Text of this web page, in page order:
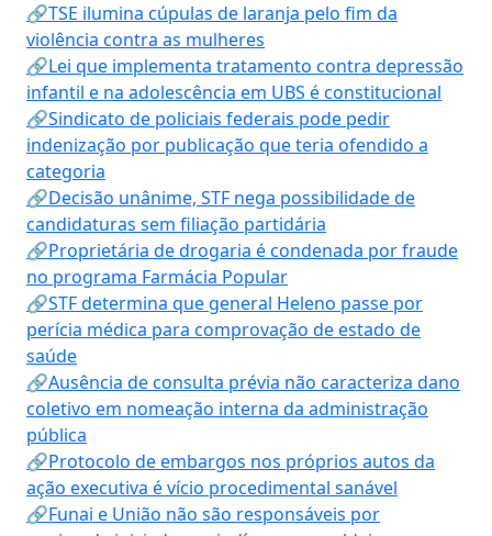
🔗TSE ilumina cúpulas de laranja pelo fim da
violência contra as mulheres
🔗Lei que implementa tratamento contra depressão
infantil e na adolescência em UBS é constitucional
🔗Sindicato de policiais federais pode pedir
indenização por publicação que teria ofendido a
categoria
🔗Decisão unânime, STF nega possibilidade de
candidaturas sem filiação partidária
🔗Proprietária de drogaria é condenada por fraude
no programa Farmácia Popular
🔗STF determina que general Heleno passe por
perícia médica para comprovação de estado de
saúde
🔗Ausência de consulta prévia não caracteriza dano
coletivo em nomeação interna da administração
pública
🔗Protocolo de embargos nos próprios autos da
ação executiva é vício procedimental sanável
🔗Funai e União não são responsáveis por